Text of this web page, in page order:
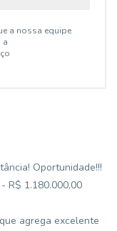
a nossa equipe
a
Oportunidade!!!
R$ 1.180.000,00
agrega excelente